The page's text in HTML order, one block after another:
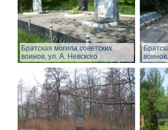
Братская могила советских
воинов, ул. А. Невского